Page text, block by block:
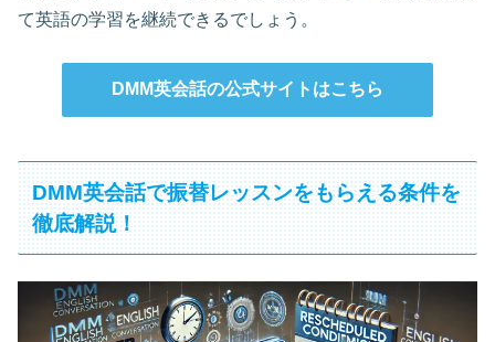
て英語の学習を継続できるでしょう。
DMM英会話の公式サイトはこちら
DMM英会話で振替レッスンをもらえる条件を
徹底解説！